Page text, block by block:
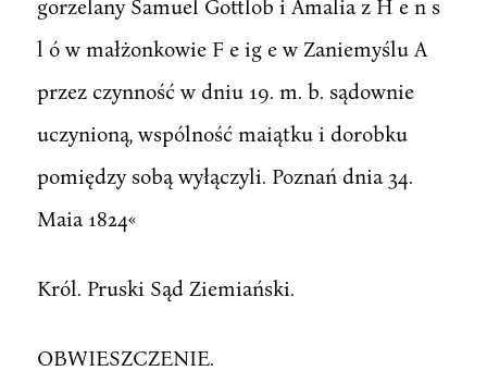
gorzelany Samuel Gottlob i Amalia z H e n s
l ó w małżonkowie F e ig e w Zaniemyślu A
przez czynność w dniu 19. m. b. sądownie
uczynioną, wspólność maiątku i dorobku
pomiędzy sobą wyłączyli. Poznań dnia 34.
Maia 1824«
Król. Pruski Sąd Ziemiański.
OBWIESZCZENIE.